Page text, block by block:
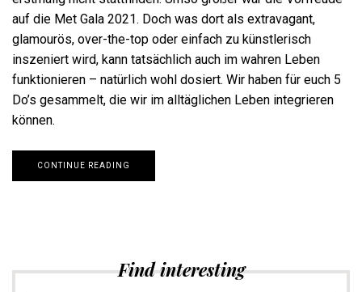
auf die Met Gala 2021. Doch was dort als extravagant,
glamourös, over-the-top oder einfach zu künstlerisch
inszeniert wird, kann tatsächlich auch im wahren Leben
funktionieren – natürlich wohl dosiert. Wir haben für euch 5
Do’s gesammelt, die wir im alltäglichen Leben integrieren
können.
CONTINUE READING
Find interesting